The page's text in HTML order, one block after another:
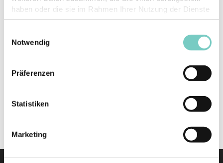
haben oder die sie im Rahmen Ihrer Nutzung der Dienste
gesammelt haben.
Notwendig
Präferenzen
Statistiken
Marketing
Sales Book | Kollektion 2022